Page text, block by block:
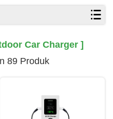
Car Charger ]
89 Produk